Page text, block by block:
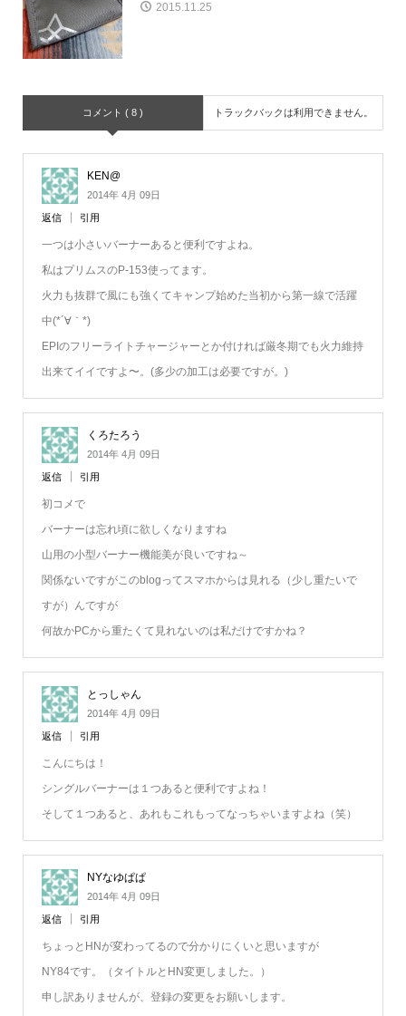
2015.11.25
コメント ( 8 ) トラックバックは利用できません。
KEN@
2014年 4月 09日
返信 引用
一つは小さいバーナーあると便利ですよね。
私はプリムスのP-153使ってます。
火力も抜群で風にも強くてキャンプ始めた当初から第一線で活躍
中(*´∀｀*)
EPIのフリーライトチャージャーとか付ければ厳冬期でも火力維持
出来てイイですよ〜。(多少の加工は必要ですが。)
くろたろう
2014年 4月 09日
返信 引用
初コメで
バーナーは忘れ頃に欲しくなりますね
山用の小型バーナー機能美が良いですね～
関係ないですがこのblogってスマホからは見れる（少し重たいで
すが）んですが
何故かPCから重たくて見れないのは私だけですかね？
とっしゃん
2014年 4月 09日
返信 引用
こんにちは！
シングルバーナーは１つあると便利ですよね！
そして１つあると、あれもこれもってなっちゃいますよね（笑）
NYなゆぱぱ
2014年 4月 09日
返信 引用
ちょっとHNが変わってるので分かりにくいと思いますが
NY84です。（タイトルとHN変更しました。）
申し訳ありませんが、登録の変更をお願いします。